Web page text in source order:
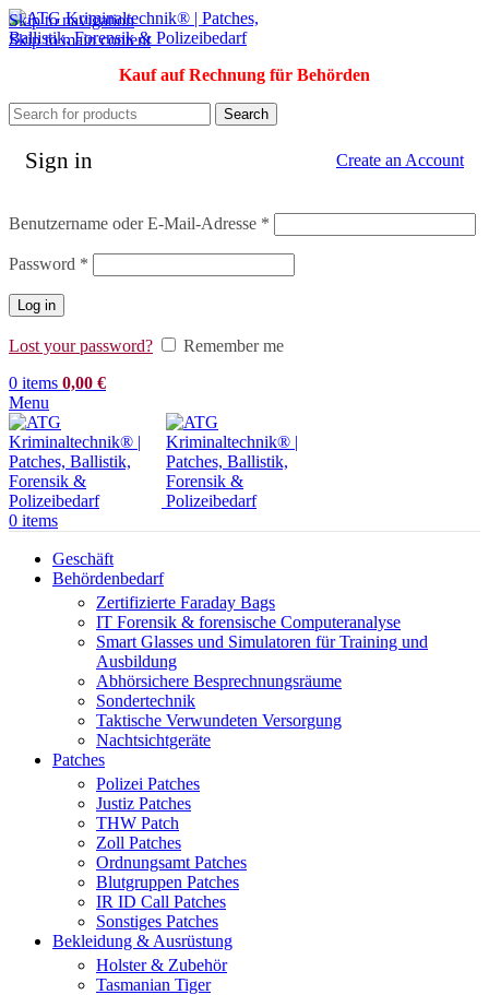
Skip to navigation
Skip to main content
Kauf auf Rechnung für Behörden
Search
Sign in Create an Account
Benutzername oder E-Mail-Adresse *
Password *
Log in
Lost your password?
Remember me
0 items 0,00 €
Menu
0 items
Geschäft
Behördenbedarf
Zertifizierte Faraday Bags
IT Forensik & forensische Computeranalyse
Smart Glasses und Simulatoren für Training und
Ausbildung
Abhörsichere Besprechnungsräume
Sondertechnik
Taktische Verwundeten Versorgung
Nachtsichtgeräte
Patches
Polizei Patches
Justiz Patches
THW Patch
Zoll Patches
Ordnungsamt Patches
Blutgruppen Patches
IR ID Call Patches
Sonstiges Patches
Bekleidung & Ausrüstung
Holster & Zubehör
Tasmanian Tiger